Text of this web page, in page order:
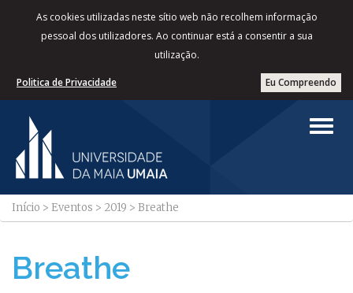
As cookies utilizadas neste sítio web não recolhem informação
pessoal dos utilizadores. Ao continuar está a consentir a sua
utilização.
Eu Compreendo
Politica de Privacidade
Início > Eventos > 2019 > Breathe
Breathe